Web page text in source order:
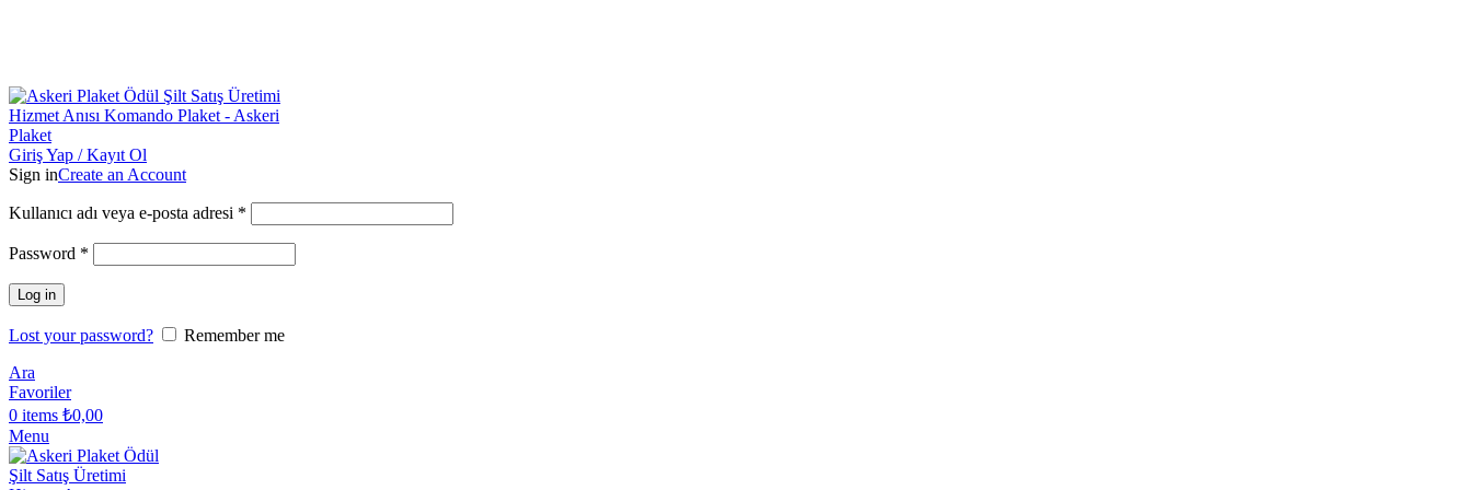
Giriş Yap / Kayıt Ol
Sign inCreate an Account
Kullanıcı adı veya e-posta adresi *
Password *
Log in
Lost your password?
Remember me
Ara
Favoriler
0 items ₺0,00
Menu